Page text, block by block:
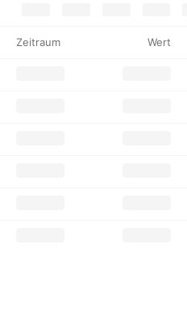
Zeitraum Wert